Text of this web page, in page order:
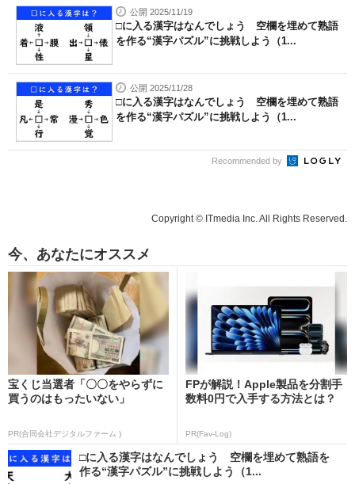
公開 2025/11/19
□に入る漢字はなんでしょう 空欄を埋めて熟語
を作る“漢字パズル”に挑戦しよう（1...
公開 2025/11/28
□に入る漢字はなんでしょう 空欄を埋めて熟語
を作る“漢字パズル”に挑戦しよう（1...
Recommended by
Copyright © ITmedia Inc. All Rights Reserved.
今、あなたにオススメ
宝くじ当選者「〇〇をやらずに
買うのはもったいない」
PR(合同会社デジタルファーム )
FPが解説！Apple製品を分割手
数料0円で入手する方法とは？
PR(Fav-Log)
□に入る漢字はなんでしょう 空欄を埋めて熟語を
作る“漢字パズル”に挑戦しよう（1...